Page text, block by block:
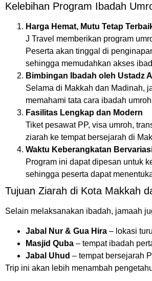
Kelebihan Program Ibadah
Harga Hemat, Mutu Tetap
J Travel memberikan program
Peserta akan tinggal di
sehingga memudahkan akses
Bimbingan Ibadah oleh Ustadz
Selama di Makkah dan Madinah,
memahami tata cara ibadah
Fasilitas Lengkap dan Modern
Tiket pesawat PP, visa umroh,
ziarah ke tempat bersejarah di
Waktu Keberangkatan
Program ini dapat dipesan untuk
sehingga peserta dapat
Tujuan Ziarah di Kota Makkah
Selain melaksanakan ibadah, jamaah
Jabal Nur & Gua Hira – lokasi
Masjid Quba – tempat ibadah
Jabal Uhud – tempat bersejarah
Trip ini akan lebih menambah